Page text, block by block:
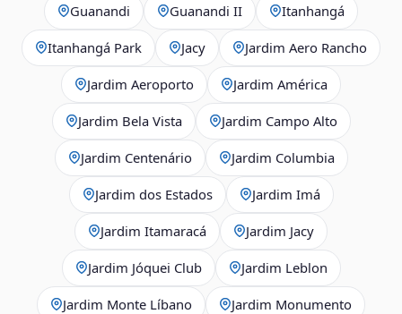
Guanandi Guanandi II Itanhangá
Itanhangá Park Jacy Jardim Aero Rancho
Jardim Aeroporto Jardim América
Jardim Bela Vista Jardim Campo Alto
Jardim Centenário Jardim Columbia
Jardim dos Estados Jardim Imá
Jardim Itamaracá Jardim Jacy
Jardim Jóquei Club Jardim Leblon
Jardim Monte Líbano Jardim Monumento